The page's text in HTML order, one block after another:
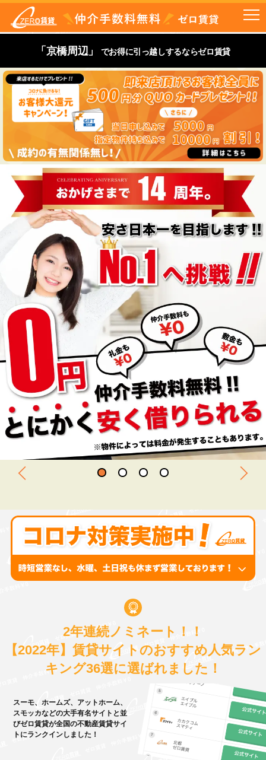
「京橋周辺」 でお得に引っ越しするならゼロ賃貸
2年連続ノミネート！！
【2022年】賃貸サイトのおすすめ人気ラン
キング36選に選ばれました！
スーモ、ホームズ、アットホーム、
スモッカなどの大手有名サイトと並
びゼロ賃貸が全国の不動産賃貸サイ
トにランクインしました！